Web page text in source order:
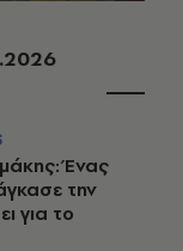
Ένας
την
για το